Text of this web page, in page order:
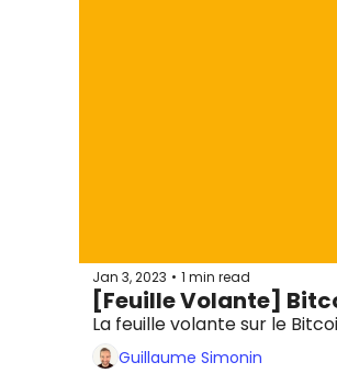
Jan 3, 2023 • 1 min read
[Feuille Volante]
La feuille volante sur le
Guillaume Simonin